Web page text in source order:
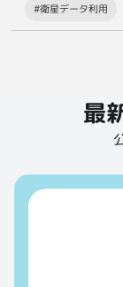
#衛星データ利用
最